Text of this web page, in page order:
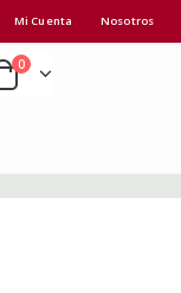
Mi Cuenta Nosotros
0